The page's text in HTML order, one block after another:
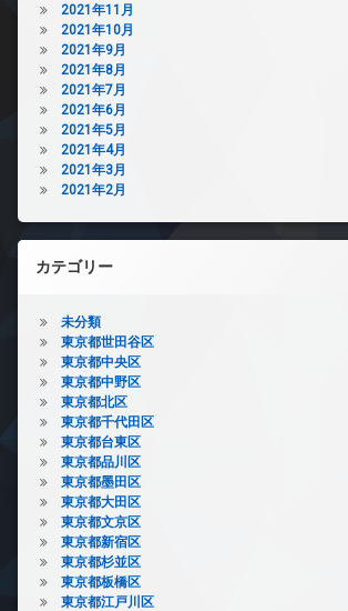
2021年11月
2021年10月
2021年9月
2021年8月
2021年7月
2021年6月
2021年5月
2021年4月
2021年3月
2021年2月
カテゴリー
未分類
東京都世田谷区
東京都中央区
東京都中野区
東京都北区
東京都千代田区
東京都台東区
東京都品川区
東京都墨田区
東京都大田区
東京都文京区
東京都新宿区
東京都杉並区
東京都板橋区
東京都江戸川区